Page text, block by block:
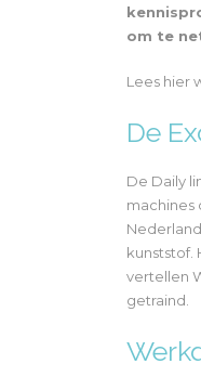
om te
Lees hier
De
De Daily
machines
kunststof.
vertellen
getraind.